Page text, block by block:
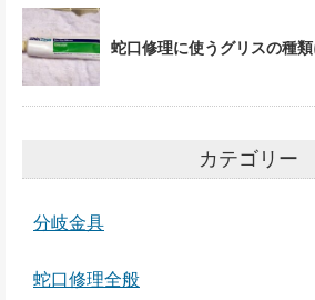
蛇口修理に使うグリスの種
カテゴリー
分岐金具
蛇口修理全般